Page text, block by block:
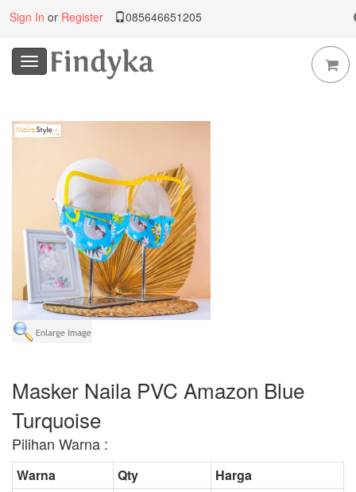
Sign In or Register 085646651205
Masker Naila PVC Amazon Blue
Turquoise
Pilihan Warna :
Warna Qty
Harga